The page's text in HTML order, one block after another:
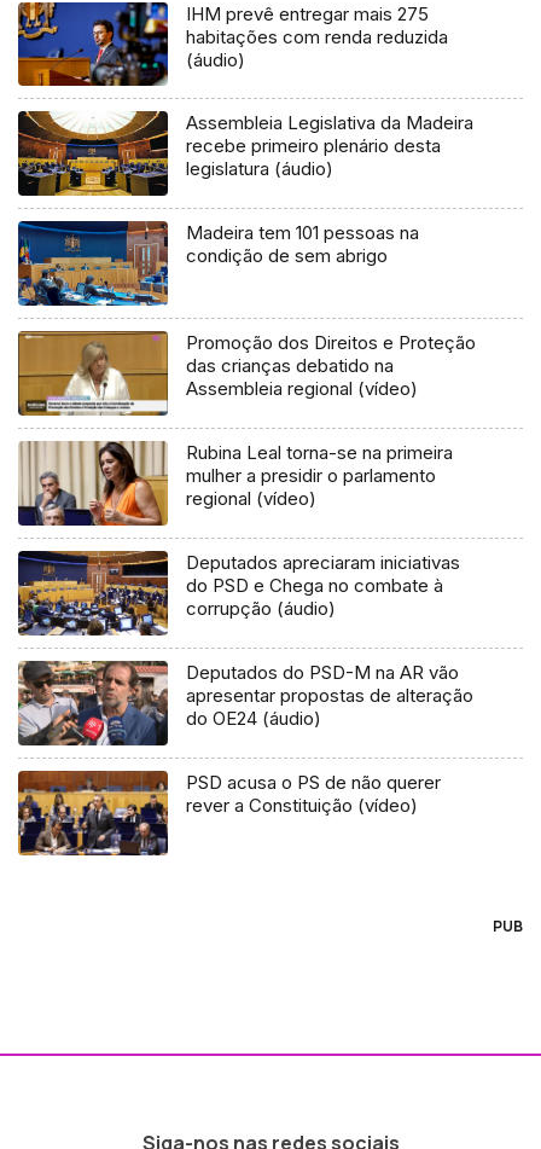
IHM prevê entregar mais 275
habitações com renda reduzida
(áudio)
Assembleia Legislativa da Madeira
recebe primeiro plenário desta
legislatura (áudio)
Madeira tem 101 pessoas na
condição de sem abrigo
Promoção dos Direitos e Proteção
das crianças debatido na
Assembleia regional (vídeo)
Rubina Leal torna-se na primeira
mulher a presidir o parlamento
regional (vídeo)
Deputados apreciaram iniciativas
do PSD e Chega no combate à
corrupção (áudio)
Deputados do PSD-M na AR vão
apresentar propostas de alteração
do OE24 (áudio)
PSD acusa o PS de não querer
rever a Constituição (vídeo)
PUB
Siga-nos nas redes sociais